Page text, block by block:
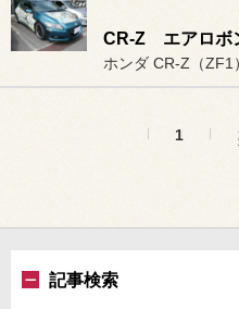
CR-Z エアロボ
ホンダ CR-Z（ZF1
1
記事検索